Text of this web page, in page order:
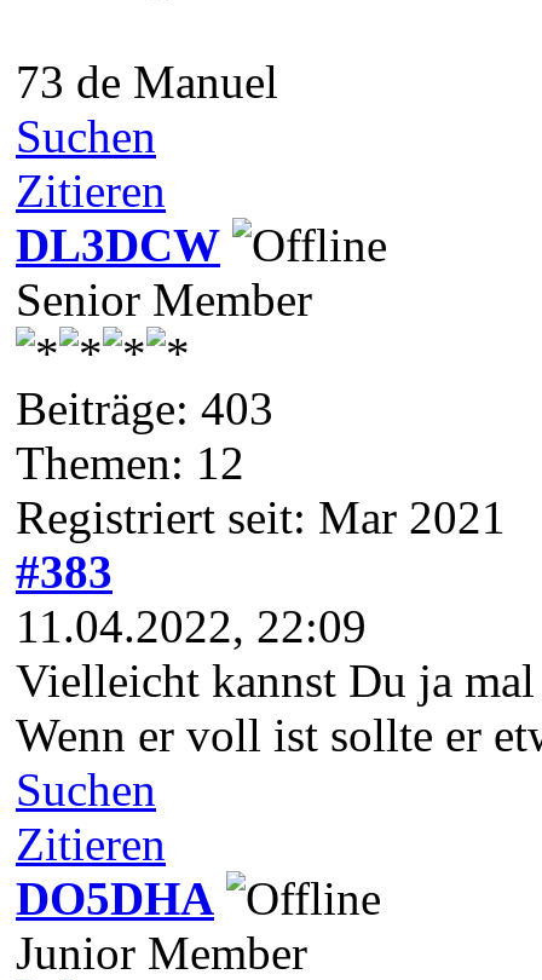
73 de Manuel
Suchen
Zitieren
DL3DCW
Senior Member
Beiträge: 403
Themen: 12
Registriert seit: Mar 2021
#383
11.04.2022, 22:09
Vielleicht kannst Du ja mal
Wenn er voll ist sollte er
Suchen
Zitieren
DO5DHA
Junior Member